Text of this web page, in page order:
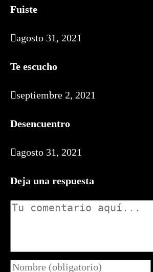
Fuiste
agosto 31, 2021
Te escucho
septiembre 2, 2021
Desencuentro
agosto 31, 2021
Deja una respuesta
Comentario
Introduce